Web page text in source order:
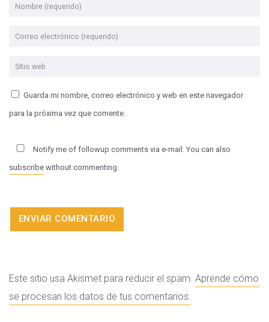
Guarda mi nombre, correo electrónico y web en este navegador
para la próxima vez que comente.
Notify me of followup comments via e-mail. You can also
subscribe without commenting.
Este sitio usa Akismet para reducir el spam. Aprende cómo
se procesan los datos de tus comentarios.